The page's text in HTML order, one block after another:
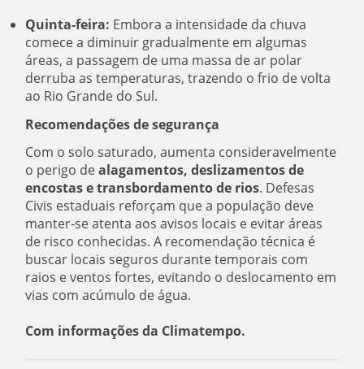
Quinta-feira: Embora a intensidade da chuva
comece a diminuir gradualmente em algumas
áreas, a passagem de uma massa de ar polar
derruba as temperaturas, trazendo o frio de volta
ao Rio Grande do Sul.
Recomendações de segurança
Com o solo saturado, aumenta consideravelmente
o perigo dealagamentos, deslizamentos de
encostas e transbordamento de rios. Defesas
Civis estaduais reforçam que a população deve
manter-se atenta aos avisos locais e evitar áreas
de risco conhecidas. A recomendação técnica é
buscar locais seguros durante temporais com
raios e ventos fortes, evitando o deslocamento em
vias com acúmulo de água.
Com informações da Climatempo.